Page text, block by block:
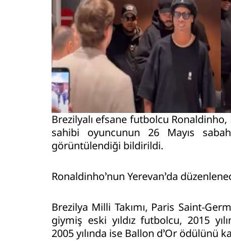
Brezilyalı efsane futbolcu Ronaldinho,
sahibi oyuncunun 26 Mayıs
görüntülendiği bildirildi.
Ronaldinho’nun Yerevan’da
Brezilya Milli Takımı, Paris Saint-
giymiş eski yıldız futbolcu, 2015
2005 yılında ise Ballon d’Or ödülünü